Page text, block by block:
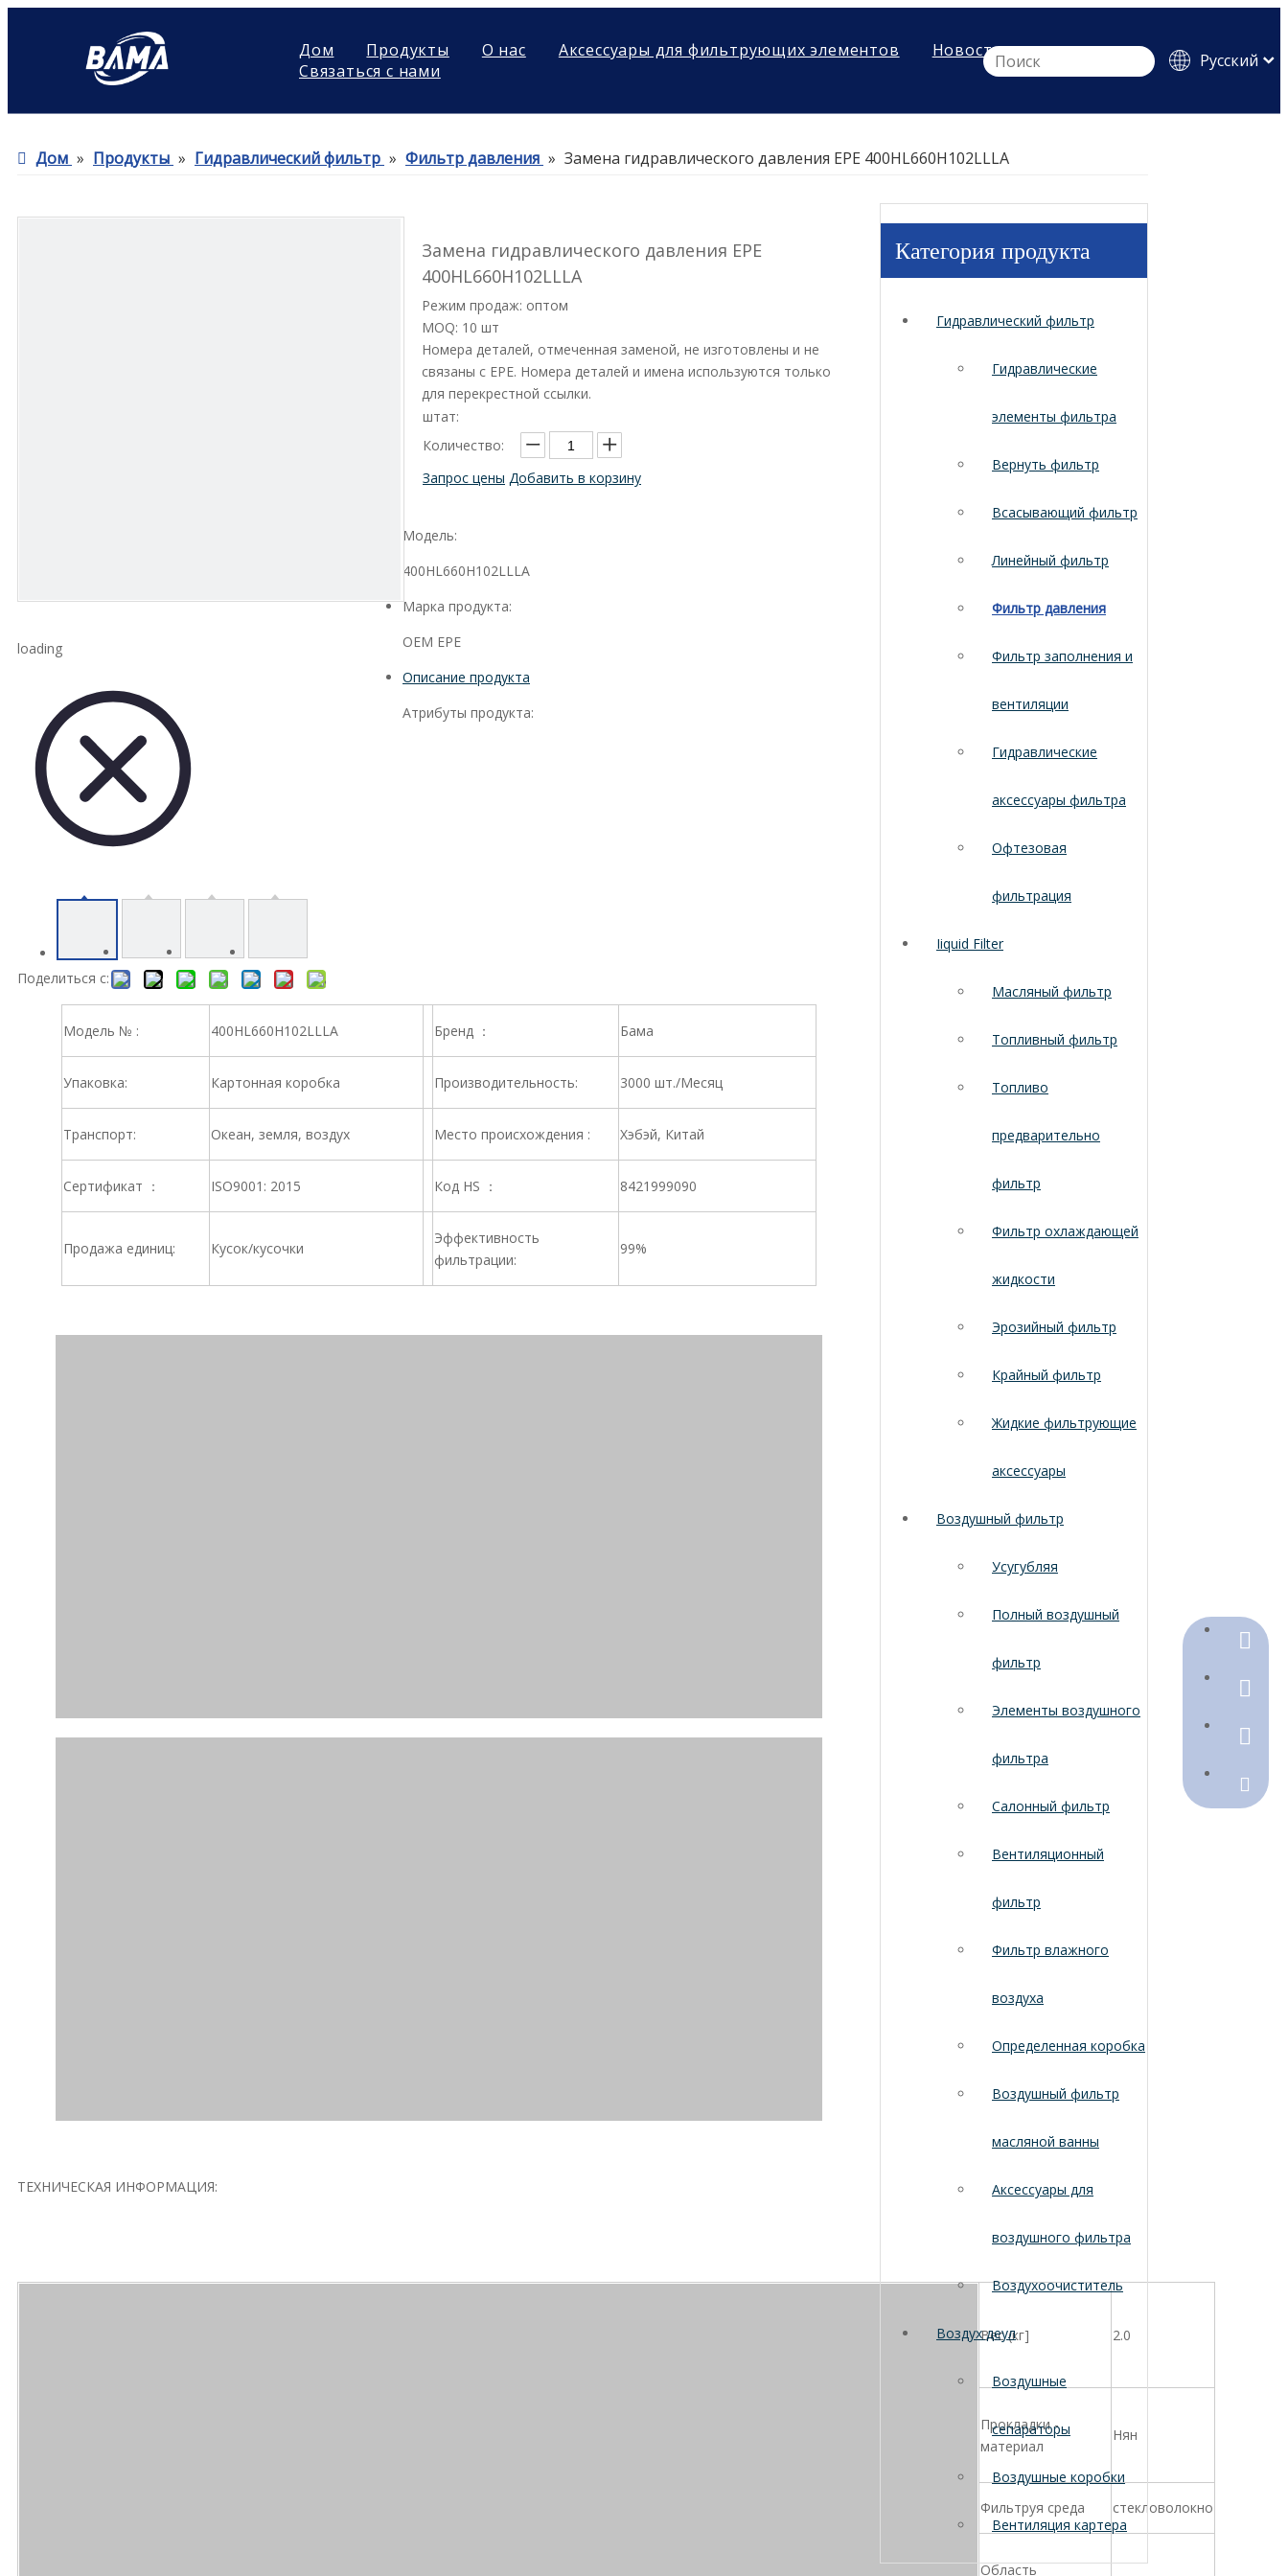
Дом Продукты О нас Аксессуары для фильтрующих элементов
Новости
Связаться с нами
Pусский
Дом » Продукты » Гидравлический фильтр » Фильтр давления » Замена гидравлического давления EPE 400HL660H102LLLA
loading
Поделиться с:
Замена гидравлического давления EPE
400HL660H102LLLA
Режим продаж: оптом
MOQ: 10 шт
Номера деталей, отмеченная заменой, не изготовлены и не
связаны с EPE. Номера деталей и имена используются только
для перекрестной ссылки.
штат:
Количество:
Запрос цены Добавить в корзину
Модель:
400HL660H102LLLA
Марка продукта:
OEM EPE
Описание продукта
Атрибуты продукта:
Модель № : 400HL660H102LLLA Бренд ： Бама
Упаковка: Картонная коробка Производительность: 3000 шт./Месяц
Транспорт: Океан, земля, воздух Место происхождения : Хэбэй, Китай
Сертификат ： ISO9001: 2015 Код HS ： 8421999090
Продажа единиц: Кусок/кусочки
Эффективность
фильтрации:
99%
ТЕХНИЧЕСКАЯ ИНФОРМАЦИЯ:
Вес (кг] 2.0
Прокладки -
материал
Нян
Фильтруя среда стекловолокно
Область
Категория продукта
Гидравлический фильтр
Гидравлические
элементы фильтра
Вернуть фильтр
Всасывающий фильтр
Линейный фильтр
Фильтр давления
Фильтр заполнения и
вентиляции
Гидравлические
аксессуары фильтра
Офтезовая
фильтрация
Iiquid Filter
Масляный фильтр
Топливный фильтр
Топливо
предварительно
фильтр
Фильтр охлаждающей
жидкости
Эрозийный фильтр
Крайный фильтр
Жидкие фильтрующие
аксессуары
Воздушный фильтр
Усугубляя
Полный воздушный
фильтр
Элементы воздушного
фильтра
Салонный фильтр
Вентиляционный
фильтр
Фильтр влажного
воздуха
Определенная коробка
Воздушный фильтр
масляной ванны
Аксессуары для
воздушного фильтра
Воздухоочиститель
Воздух деул
Воздушные
сепараторы
Воздушные коробки
Вентиляция картера
+86-